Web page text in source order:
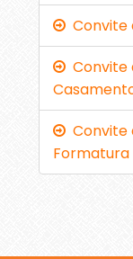
Convite
Convite
Convite
Formatura